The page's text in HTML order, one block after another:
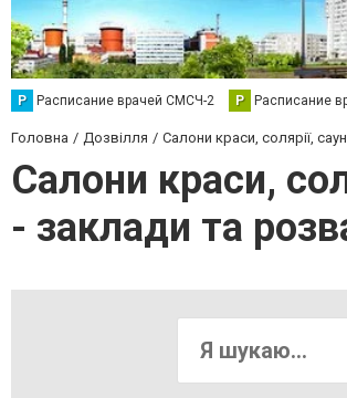
Р Расписание врачей СМСЧ-2 Р Расписание
Головна Дозвілля Салони краси, солярії,
Салони краси,
- заклади та